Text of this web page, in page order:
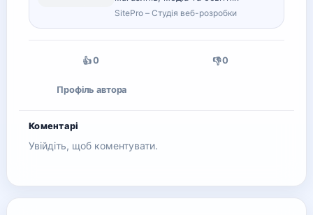
проєктів Я створюю сайти з нуля
— від ідеї до повністю готового,
SEO-оптимізованого та
SitePro – Студія веб-розробки
👍0 👎0
Профіль автора
Коментарі
Увійдіть, щоб коментувати.